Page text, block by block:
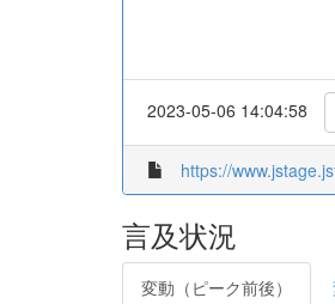
2023-05-06 14:04:58
https://
言及状況
変動（ピーク前後）